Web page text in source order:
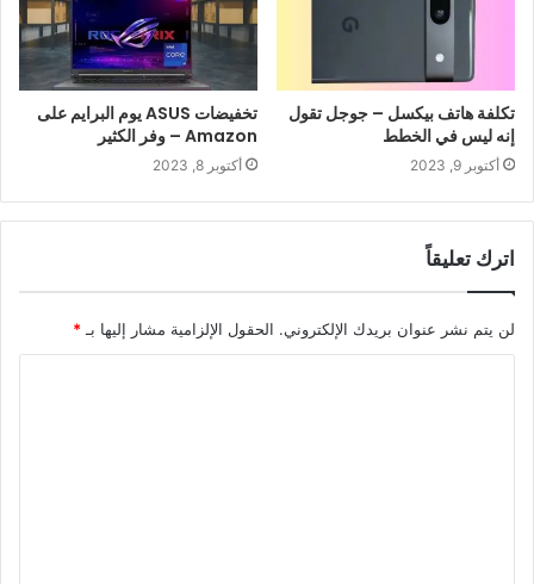
تكلفة هاتف بيكسل – جوجل تقول
إنه ليس في الخطط
أكتوبر 9, 2023
تخفيضات ASUS يوم البرايم على
Amazon – وفر الكثير
أكتوبر 8, 2023
اترك تعليقاً
لن يتم نشر عنوان بريدك الإلكتروني. الحقول الإلزامية مشار إليها بـ *